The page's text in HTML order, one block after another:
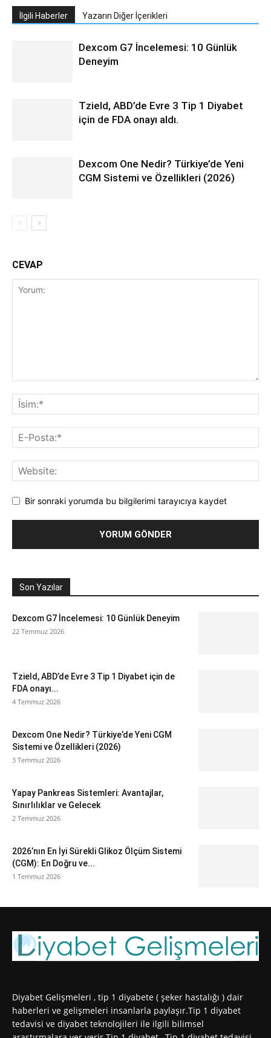
İlgili Haberler Yazarın Diğer İçerikleri
Dexcom G7 İncelemesi: 10 Günlük
Deneyim
Tzield, ABD’de Evre 3 Tip 1 Diyabet
için de FDA onayı aldı.
Dexcom One Nedir? Türkiye’de Yeni
CGM Sistemi ve Özellikleri (2026)
CEVAP
Bir sonraki yorumda bu bilgilerimi tarayıcıya kaydet
Son Yazılar
Dexcom G7 İncelemesi: 10 Günlük Deneyim
22 Temmuz 2026
Tzield, ABD’de Evre 3 Tip 1 Diyabet için de
FDA onayı...
4 Temmuz 2026
Dexcom One Nedir? Türkiye’de Yeni CGM
Sistemi ve Özellikleri (2026)
3 Temmuz 2026
Yapay Pankreas Sistemleri: Avantajlar,
Sınırlılıklar ve Gelecek
2 Temmuz 2026
2026’nın En İyi Sürekli Glikoz Ölçüm Sistemi
(CGM): En Doğru ve...
1 Temmuz 2026
Diyabet Gelişmeleri , tip 1 diyabete ( şeker hastalığı ) dair
haberleri ve gelişmeleri insanlarla paylaşır.Tip 1 diyabet
tedavisi ve diyabet teknolojileri ile ilgili bilimsel